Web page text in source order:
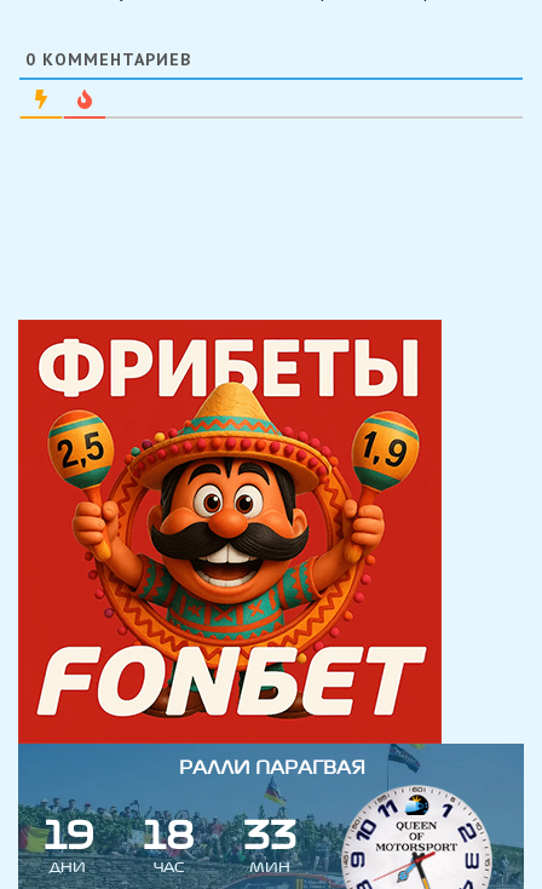
0 КОММЕНТАРИЕВ
РАЛЛИ ПАРАГВАЯ
19
ДНИ
18
ЧАС
33
МИН